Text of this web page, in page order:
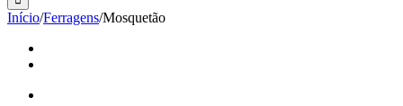
Início/Ferragens/Mosquetão